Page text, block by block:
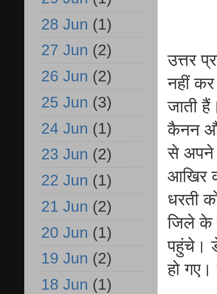
उत्तर
नहीं
जाती
कैनन
से अपने
आखिर
धरती
जिले के
पहुंचे।
हो
28 Jun (1)
27 Jun (2)
26 Jun (2)
25 Jun (3)
24 Jun (1)
23 Jun (2)
22 Jun (1)
21 Jun (2)
20 Jun (1)
19 Jun (2)
18 Jun (1)